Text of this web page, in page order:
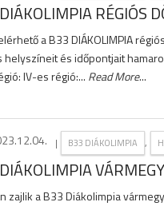
RÉGIÓS
a B33 DIÁKOLIMPIA
helyszíneit és időpontjait
IV-es régió:... Read More...
| B33 DIÁKOLIMPIA ,
zajlik a B33 Diákolimpia